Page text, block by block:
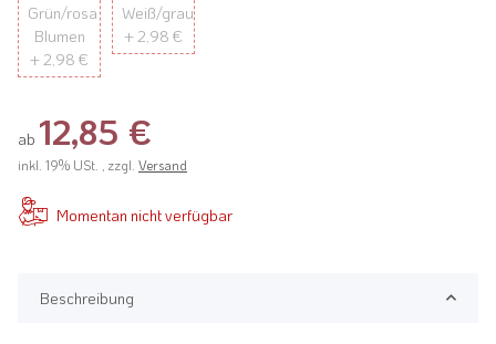
Grün/rosa
Blumen
+ 2,98 €
Weiß/grau
+ 2,98 €
ab 12,85 €
inkl. 19% USt. , zzgl. Versand
Momentan nicht verfügbar
Beschreibung